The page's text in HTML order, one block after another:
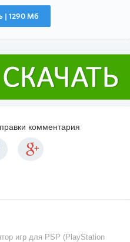
| 1290 Мб
комментария
игр для PSP (PlayStation